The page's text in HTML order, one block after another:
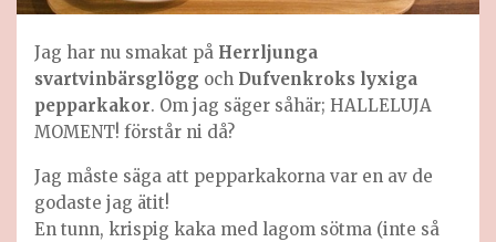
Jag har nu smakat på Herrljunga
svartvinbärsglögg och Dufvenkroks lyxiga
pepparkakor. Om jag säger såhär; HALLELUJA
MOMENT! förstår ni då?
Jag måste säga att pepparkakorna var en av de
godaste jag ätit!
En tunn, krispig kaka med lagom sötma (inte så